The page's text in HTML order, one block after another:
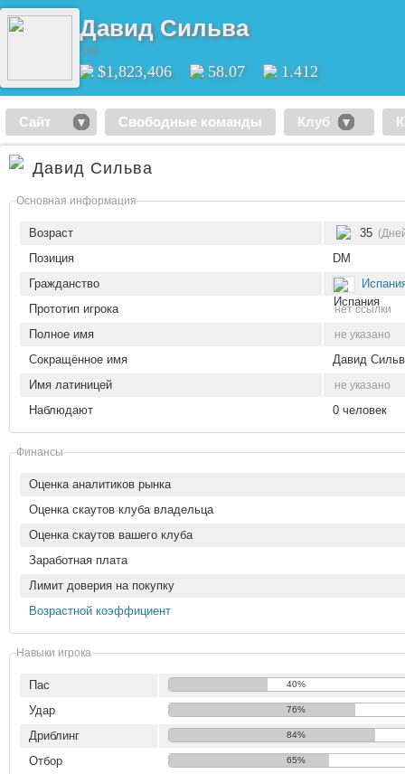
Давид Сильва
DM
$1,823,406 58.07 1.412
Сайт Свободные команды Клуб
Давид Сильва
Основная информация
Возраст 35
Позиция
DM
Гражданство
Прототип игрока
нет ссылки
Полное имя не указано
Сокращённое имя
Давид
Имя латиницей
не указано
Наблюдают 0 человек
Финансы
Оценка аналитиков рынка
Оценка скаутов клуба владельца
Оценка скаутов вашего клуба
Заработная плата
Лимит доверия на покупку
Возрастной коэффициент
Навыки игрока
Пас 40%
Удар 76%
Дриблинг 84%
Отбор 65%